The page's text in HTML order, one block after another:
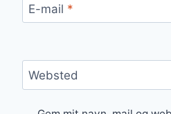
E-mail *
Websted